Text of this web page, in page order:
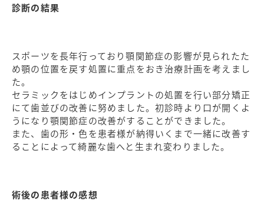
診断の結果
スポーツを長年行っており顎関節症の影響が見られたた
め顎の位置を戻す処置に重点をおき治療計画を考えまし
た。
セラミックをはじめインプラントの処置を行い部分矯正
にて歯並びの改善に努めました。初診時より口が開くよ
うになり顎関節症の改善がすることができました。
また、歯の形・色を患者様が納得いくまで一緒に改善す
ることによって綺麗な歯へと生まれ変わりました。
術後の患者様の感想